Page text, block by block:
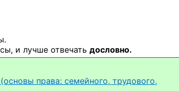
и лучше отвечать дословно.
(основы права: семейного, трудового,